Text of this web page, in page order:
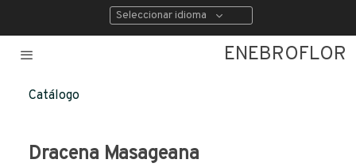
Seleccionar idioma
ENEBROFLOR
Catálogo
Dracena Masageana